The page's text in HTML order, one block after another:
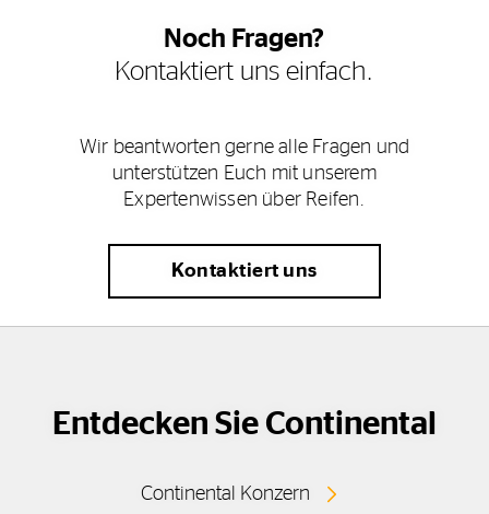
Noch Fragen?
Kontaktiert uns einfach.
Wir beantworten gerne alle Fragen und
unterstützen Euch mit unserem
Expertenwissen über Reifen.
Kontaktiert uns
Entdecken Sie Continental
Continental Konzern